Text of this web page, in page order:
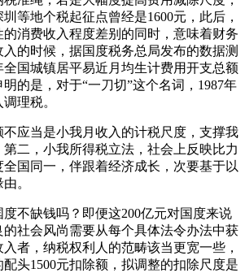
等地个税起征点曾经是1600元，此后，
消费收入程度差别的同时，意味着财务
的时候，据国度税务总局发布的数据测
全国城镇居平易近月均生计费用开支总额
的是，对于“一刀切”这个名词，1987年
理税。
应当是小我月收入的计税尺度，支撑我
二，小我所得税立法，社会上反映比力
国同一，伴跟着经济成长，次要基于以
。
缺钱吗？即便这200亿元对国度来说
社会风尚需要从每个具体法令办法中获
者，纳税权利人的范畴该当更宽一些，
头1500元扣除额，拟调整的扣除尺度是